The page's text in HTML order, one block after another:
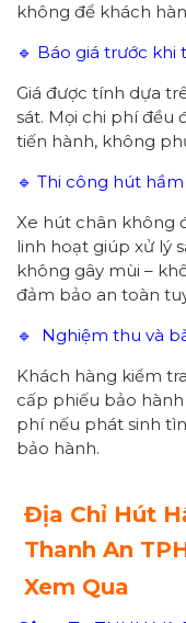
không để khách
🔹 Báo giá trước khi
Giá được tính dựa
sát. Mọi chi phí đều
tiến hành, không
🔹 Thi công hút
Xe hút chân không
linh hoạt giúp xử lý
không gây mùi –
đảm bảo an toàn
🔹 Nghiệm thu và
Khách hàng kiểm
cấp phiếu bảo
phí nếu phát sinh
bảo hành.
Địa Chỉ Hút
Thanh An
Xem Qua